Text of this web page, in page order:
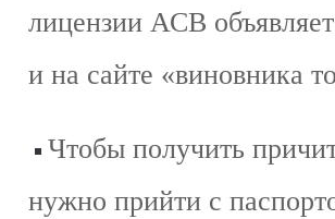
лицензии АСВ
и на сайте «виновника
Чтобы получить
нужно прийти с